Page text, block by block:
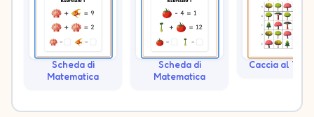
Scheda di
Matematica
Scheda di
Matematica
Caccia al